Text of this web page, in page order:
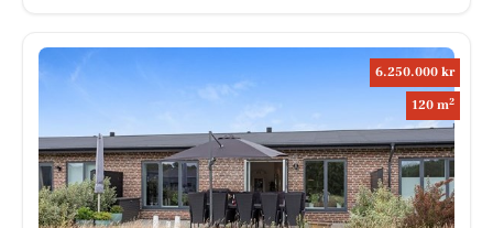
6.250.000 kr
120 m2